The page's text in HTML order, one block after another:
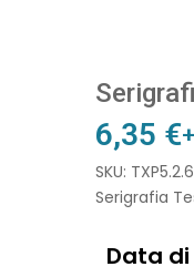
6,35 €
SKU:
Serigrafia
Data